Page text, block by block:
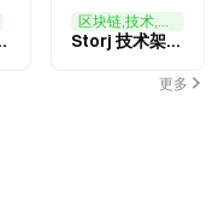
储网络与代币经济
区块链,技术,山寨币
Storj 技术架构：去中心化云存储如何运作？
更多